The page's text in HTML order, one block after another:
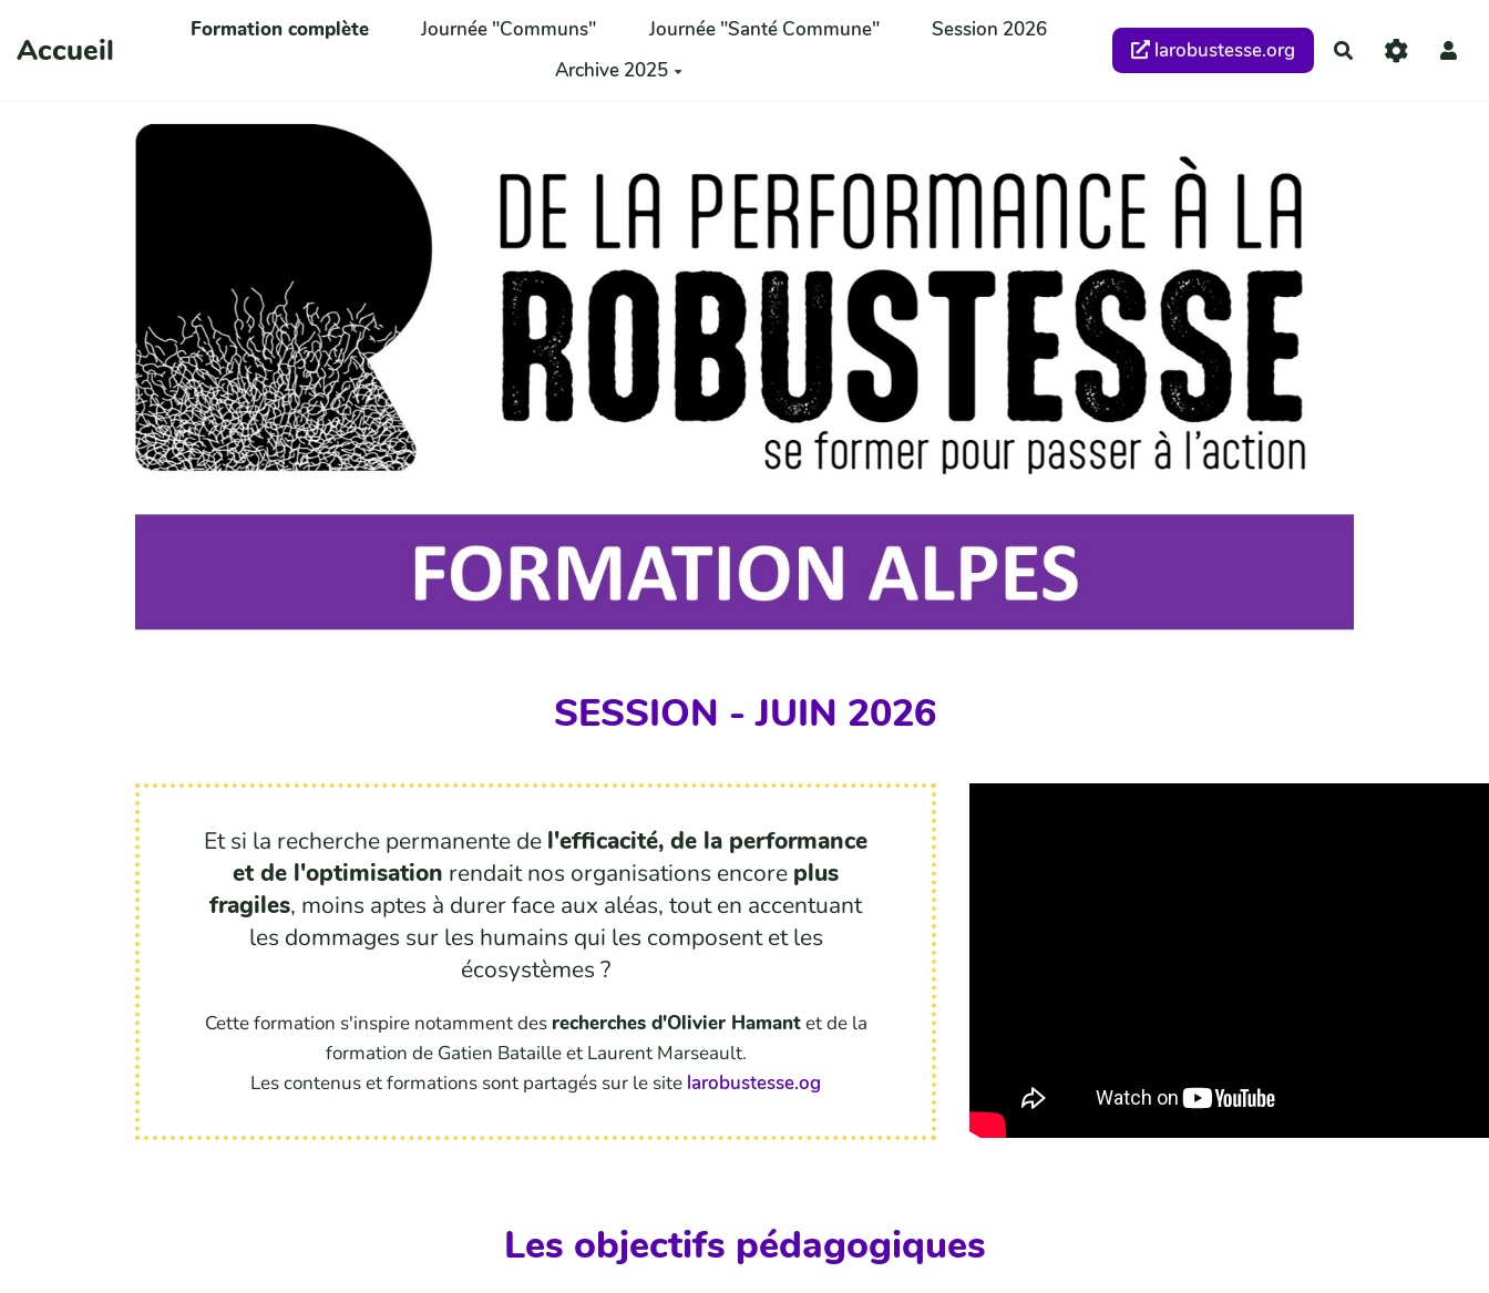
Aller au contenu principal
Accueil
Formation complète Journée "Communs" Journée "Santé Commune"
Session 2026
Archive 2025
larobustesse.org Rechercher
SESSION - JUIN 2026
Et si la recherche permanente de l'efficacité, de la performance
et de l'optimisation rendait nos organisations encore plus
fragiles, moins aptes à durer face aux aléas, tout en accentuant
les dommages sur les humains qui les composent et les
écosystèmes ?
Cette formation s'inspire notamment des recherches d'Olivier Hamantet de la
formation de Gatien Bataille et Laurent Marseault.
Les contenus et formations sont partagés sur le site larobustesse.og
Les objectifs pédagogiques